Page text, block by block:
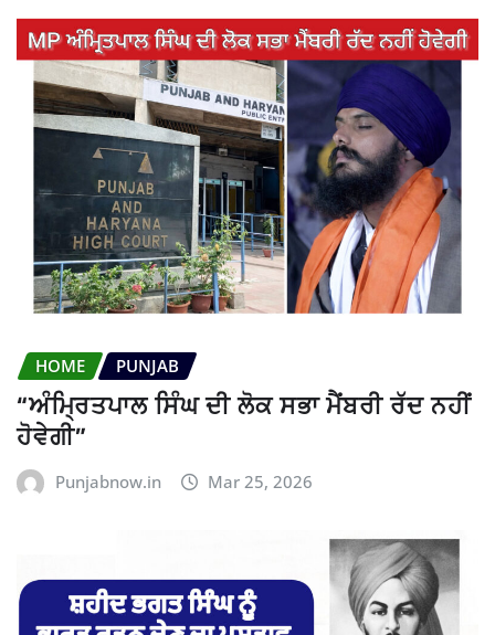
HOME PUNJAB
“ਅੰਮ੍ਰਿਤਪਾਲ ਸਿੰਘ ਦੀ ਲੋਕ ਸਭਾ ਮੈਂਬਰੀ ਰੱਦ ਨਹੀਂ
ਹੋਵੇਗੀ”
Punjabnow.in Mar 25, 2026